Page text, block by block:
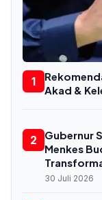
1
Akad &
2
Gubernur
Menkes
Baubau
30 Juli 2026